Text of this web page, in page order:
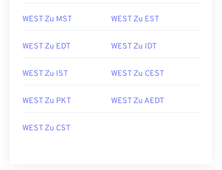
WEST Zu MST WEST Zu EST
WEST Zu EDT WEST Zu IDT
WEST Zu IST WEST Zu CEST
WEST Zu PKT WEST Zu AEDT
WEST Zu CST